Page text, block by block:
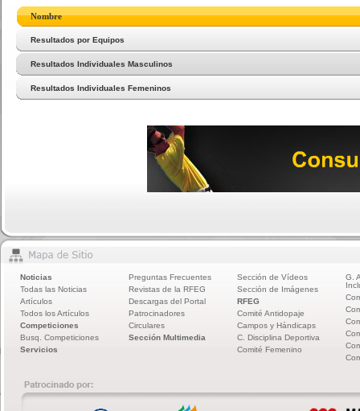
Nombre
Resultados por Equipos
Resultados Individuales Masculinos
Resultados Individuales Femeninos
Noticias
Todas las Noticias
Artículos
Todos los Artículos
Competiciones
Busq. Competiciones
Servicios
Preguntas Frecuentes
Revistas de la RFEG
Descargas del Portal
Patrocinadores
Circulares
Sección Multimedia
Sección de Vídeos
Sección de Imágenes
RFEG
Comité Antidopaje
Campos y Hándicaps
C. Disciplina Deportiva
Comité Femenino
G.